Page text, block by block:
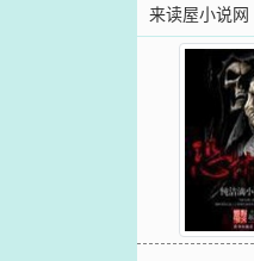
来读屋小说网